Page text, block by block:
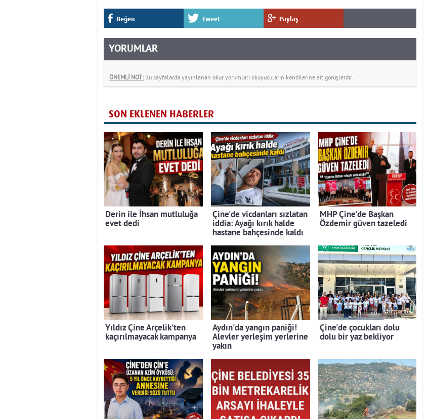
Beğen Tweet Paylaş
YORUMLAR
ÖNEMLİ NOT: Bu sayfalarda yayınlanan okur yorumları okuyucuların kendilerine ait görüşlerdir.
SON EKLENEN HABERLER
Derin ile İhsan mutluluğa
evet dedi
Çine'de vicdanları sızlatan
iddia: Ayağı kırık halde
hastane bahçesinde kaldı
MHP Çine'de Başkan
Özdemir güven tazeledi
Yıldız Çine Arçelik'ten
kaçırılmayacak kampanya
Aydın'da yangın paniği!
Alevler yerleşim yerlerine
yakın
Çine'de çocukları dolu
dolu bir yaz bekliyor